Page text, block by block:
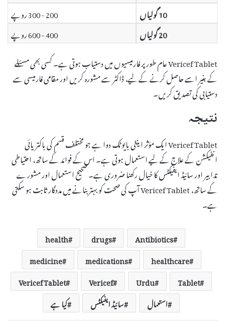
10 گولیاں
200 - 300 روپے
20 گولیاں
400 - 600 روپے
Vericef Tablet عام طور پر فارمیسیوں میں دستیاب ہوتی ہے۔ کسی بھی مسئلے
کے بغیر اسے حاصل کرنے کے لیے، ڈاکٹر سے مشورہ کریں اور مقامی فارمیسی سے
دستیابی کی تصدیق کریں۔
نتیجہ
Vericef Tablet ایک مؤثر اینٹی بایوٹک دوا ہے جو مختلف قسم کی باکتریائی
انفیکشن کے علاج کے لیے استعمال ہوتی ہے۔ اس کے فوائد کے ساتھ، احتیاطی
تدابیر اور سائیڈ ایفیکٹس کا خیال رکھنا ضروری ہے۔ صحیح استعمال اور مشورے
کے ساتھ، Vericef Tablet آپ کی صحت کو بہتر بنانے میں مددگار ثابت ہو سکتی
ہے۔
Antibiotics
drugs
health
healthcare
medications
medicine
Tablet
Urdu
Vericef
Vericef Tablet
استعمال
سائیڈ ایفیکٹس کیا ہے